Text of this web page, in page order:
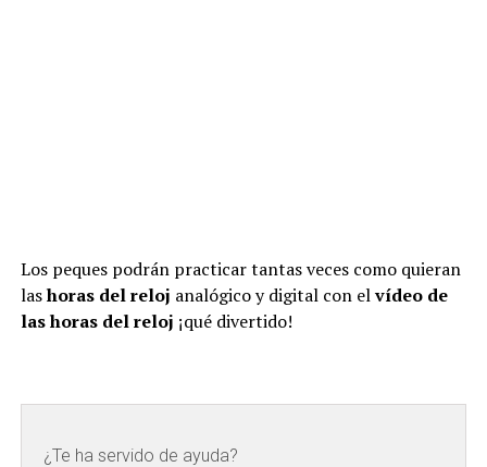
Los peques podrán practicar tantas veces como quieran
lashoras del reloj analógico y digital con elvídeo de
las horas del reloj ¡qué divertido!
¿Te ha servido de ayuda?